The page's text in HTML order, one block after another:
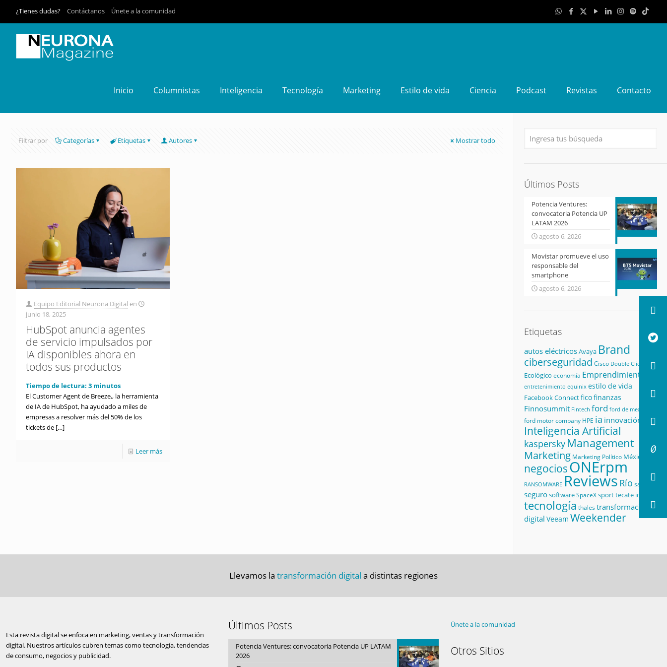
¿Tienes dudas? Contáctanos Únete a la comunidad
Inicio Columnistas Inteligencia Tecnología Marketing Estilo de vida Ciencia Podcast Revistas Contacto
Filtrar por Categorías Etiquetas Autores Mostrar todo
Equipo Editorial Neurona Digital en
junio 18, 2025
HubSpot anuncia agentes
de servicio impulsados por
IA disponibles ahora en
todos sus productos
Tiempo de lectura: 3 minutos
El Customer Agent de Breeze,, la herramienta
de IA de HubSpot, ha ayudado a miles de
empresas a resolver más del 50% de los
tickets de[…]
Leer más
Últimos Posts
Potencia Ventures:
convocatoria Potencia UP
LATAM 2026
agosto 6, 2026
Movistar promueve el uso
responsable del
smartphone
agosto 6, 2026
Etiquetas
autos eléctricosAvaya Brand
ciberseguridad Cisco Double Click
Ecológico economía Emprendimiento
entretenimiento equinix estilo de vida
Facebook Connectficofinanzas
Finnosummit Fintech ford ford de mexico
ford motor company HPE ia innovación
Inteligencia Artificial
kaspersky Management
Marketing Marketing Político México
negociosONErpm
RANSOMWARE Reviews Río salud
segurosoftwareSpaceXsporttecate id
tecnología thalestransformación
digital Veeam Weekender
Llevamos la transformación digital a distintas regiones
Esta revista digital se enfoca en marketing, ventas y transformación
digital. Nuestros artículos cubren temas como tecnología, tendencias
de consumo, negocios y publicidad.
Últimos Posts
Potencia Ventures: convocatoria Potencia UP LATAM
2026
Únete a la comunidad
Otros Sitios